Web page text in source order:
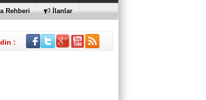
Rehberi İlanlar
: